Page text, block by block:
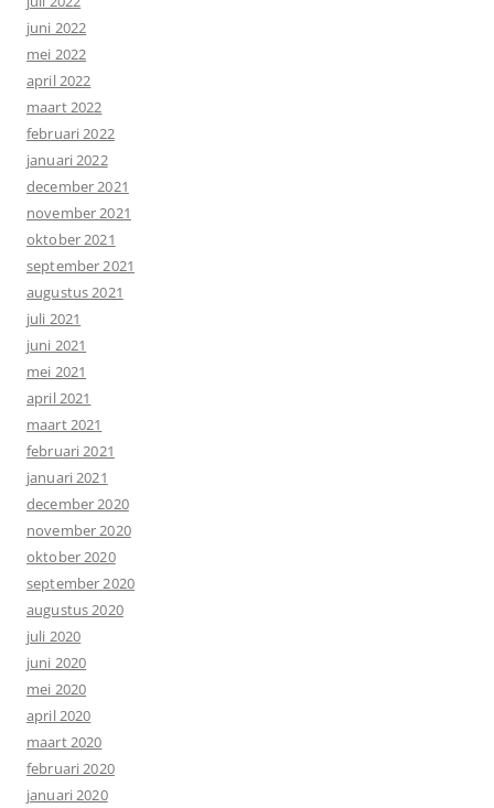
juni 2022
mei 2022
april 2022
maart 2022
februari 2022
januari 2022
december 2021
november 2021
oktober 2021
september 2021
augustus 2021
juli 2021
juni 2021
mei 2021
april 2021
maart 2021
februari 2021
januari 2021
december 2020
november 2020
oktober 2020
september 2020
augustus 2020
juli 2020
juni 2020
mei 2020
april 2020
maart 2020
februari 2020
januari 2020